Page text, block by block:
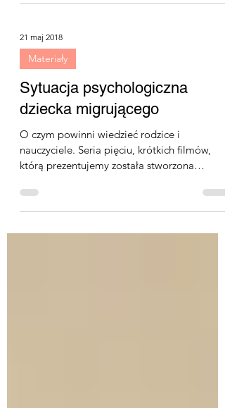
Polskich w Szwecji...
21 maj 2018
Materiały
Sytuacja psychologiczna
dziecka migrującego
O czym powinni wiedzieć rodzice i
którą prezentujemy została stworzona
według autorskiego...